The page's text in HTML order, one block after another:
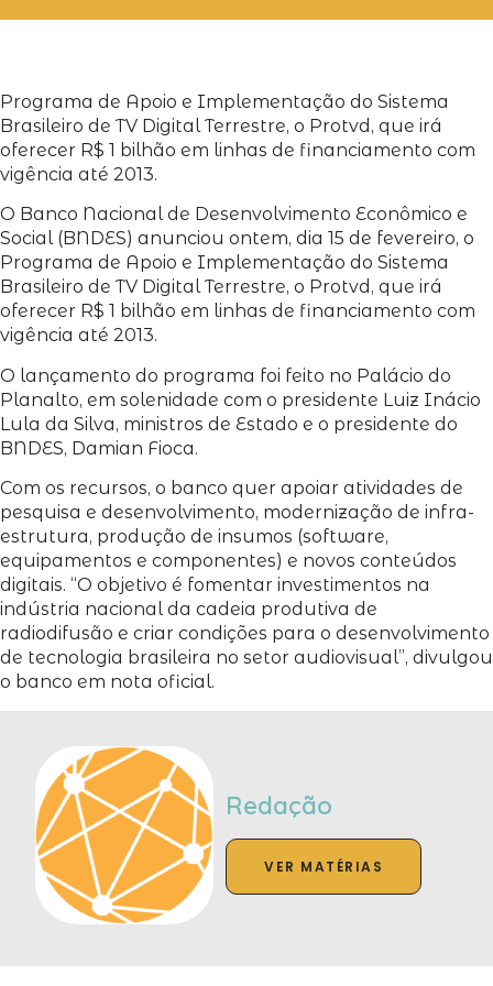
Programa de Apoio e Implementação do Sistema
Brasileiro de TV Digital Terrestre, o Protvd, que irá
oferecer R$ 1 bilhão em linhas de financiamento com
vigência até 2013.
O Banco Nacional de Desenvolvimento Econômico e
Social (BNDES) anunciou ontem, dia 15 de fevereiro, o
Programa de Apoio e Implementação do Sistema
Brasileiro de TV Digital Terrestre, o Protvd, que irá
oferecer R$ 1 bilhão em linhas de financiamento com
vigência até 2013.
O lançamento do programa foi feito no Palácio do
Planalto, em solenidade com o presidente Luiz Inácio
Lula da Silva, ministros de Estado e o presidente do
BNDES, Damian Fioca.
Com os recursos, o banco quer apoiar atividades de
pesquisa e desenvolvimento, modernização de infra-
estrutura, produção de insumos (software,
equipamentos e componentes) e novos conteúdos
digitais. “O objetivo é fomentar investimentos na
indústria nacional da cadeia produtiva de
radiodifusão e criar condições para o desenvolvimento
de tecnologia brasileira no setor audiovisual”, divulgou
o banco em nota oficial.
Redação
VER MATÉRIAS